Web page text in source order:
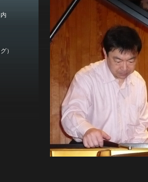
）